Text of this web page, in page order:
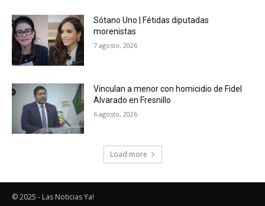
Sótano Uno | Fétidas diputadas
morenistas
7 agosto, 2026
Vinculan a menor con homicidio de Fidel
Alvarado en Fresnillo
6 agosto, 2026
Load more
© 2025 - Las Noticias Ya!